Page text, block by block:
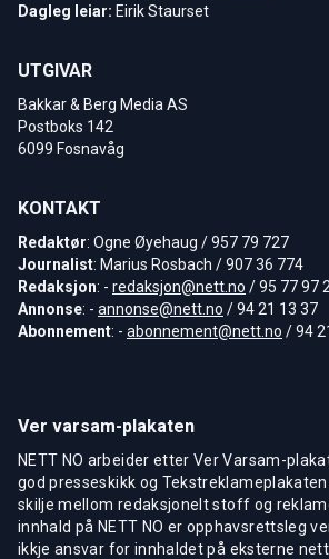
Dagleg leiar: Eirik Staurset
UTGIVAR
Bakkar & Berg Media AS
Postboks 142
6099 Fosnavåg
KONTAKT
Redaktør: Ogne Øyehaug / 957 79 727
Journalist: Marius Rosbach / 907 36 774
Redaksjon: - redaksjon@nett.no / 95 77 97
Annonse: - annonse@nett.no / 94 21 13 37
Abonnement: - abonnement@nett.no / 94
Ver varsam-plakaten
NETT NO arbeider etter Ver Varsam-
god presseskikk og
skilje mellom redaksjonelt stoff og
innhald på NETT NO er opphavsrettsleg
ikkje ansvar for innhaldet på eksterne